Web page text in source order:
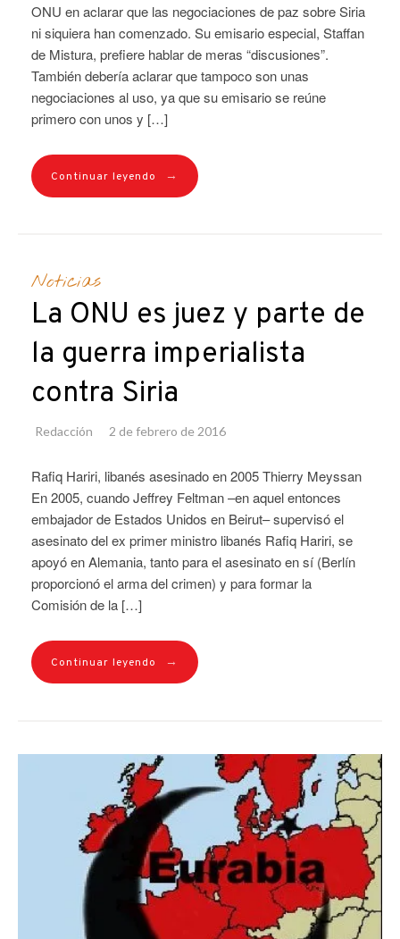
ONU en aclarar que las negociaciones de paz sobre Siria
ni siquiera han comenzado. Su emisario especial, Staffan
de Mistura, prefiere hablar de meras “discusiones”.
También debería aclarar que tampoco son unas
negociaciones al uso, ya que su emisario se reúne
primero con unos y […]
Continuar leyendo →
Noticias
La ONU es juez y parte de
la guerra imperialista
contra Siria
Redacción 2 de febrero de 2016
Rafiq Hariri, libanés asesinado en 2005 Thierry Meyssan
En 2005, cuando Jeffrey Feltman –en aquel entonces
embajador de Estados Unidos en Beirut– supervisó el
asesinato del ex primer ministro libanés Rafiq Hariri, se
apoyó en Alemania, tanto para el asesinato en sí (Berlín
proporcionó el arma del crimen) y para formar la
Comisión de la […]
Continuar leyendo →